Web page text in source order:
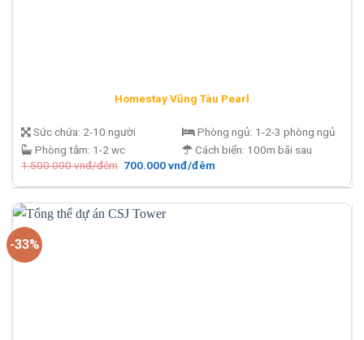
Homestay Vũng Tàu Pearl
Sức chứa: 2-10 người
Phòng tắm: 1-2 wc
Phòng ngủ: 1-2-3 phòng ngủ
Cách biển: 100m bãi sau
1.500.000vnđ/đêm Giá
là:
đêm.
700.000vnđ/đêmGiá
tại
700.000 vnđ/
-33%